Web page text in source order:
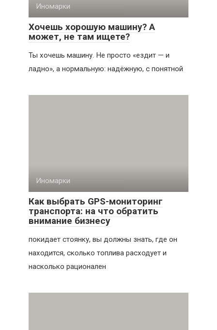
Иномарки
Хочешь хорошую машину? А
может, не там ищете?
Ты хочешь машину. Не просто «ездит — и
ладно», а нормальную: надёжную, с понятной
Иномарки
Как выбрать GPS-мониторинг
транспорта: на что обратить
внимание бизнесу
покидает стоянку, вы должны знать, где он
находится, сколько топлива расходует и
насколько рационален